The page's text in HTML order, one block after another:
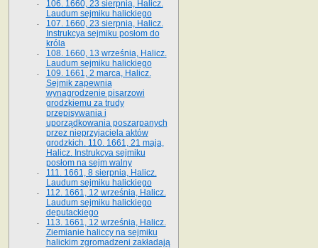
106. 1660, 23 sierpnia, Halicz.
Laudum sejmiku halickiego
107. 1660, 23 sierpnia, Halicz.
Instrukcya sejmiku posłom do
króla
108. 1660, 13 września, Halicz.
Laudum sejmiku halickiego
109. 1661, 2 marca, Halicz.
Sejmik zapewnia
wynagrodzenie pisarzowi
grodzkiemu za trudy
przepisywania i
uporządkowania poszarpanych
przez nieprzyjaciela aktów
grodzkich. 110. 1661, 21 maja,
Halicz. Instrukcya sejmiku
posłom na sejm walny
111. 1661, 8 sierpnia, Halicz.
Laudum sejmiku halickiego
112. 1661, 12 września, Halicz.
Laudum sejmiku halickiego
deputackiego
113. 1661, 12 września, Halicz.
Ziemianie haliccy na sejmiku
halickim zgromadzeni zakładają